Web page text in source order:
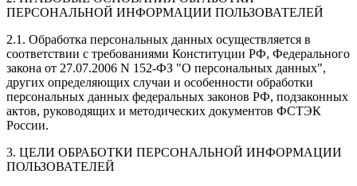
ПЕРСОНАЛЬНОЙ ИНФОРМАЦИИ ПОЛЬЗОВАТЕЛЕЙ
2.1. Обработка персональных данных осуществляется в
соответствии с требованиями Конституции РФ, Федерального
закона от 27.07.2006 N 152-ФЗ "О персональных данных",
других определяющих случаи и особенности обработки
персональных данных федеральных законов РФ, подзаконных
актов, руководящих и методических документов ФСТЭК
России.
3. ЦЕЛИ ОБРАБОТКИ ПЕРСОНАЛЬНОЙ ИНФОРМАЦИИ
ПОЛЬЗОВАТЕЛЕЙ